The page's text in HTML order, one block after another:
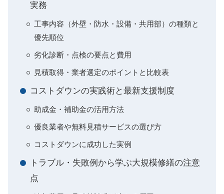
実務
工事内容（外壁・防水・設備・共用部）の種類と
優先順位
劣化診断・点検の要点と費用
見積取得・業者選定のポイントと比較表
コストダウンの実践術と最新支援制度
助成金・補助金の活用方法
優良業者や無料見積サービスの選び方
コストダウンに成功した実例
トラブル・失敗例から学ぶ大規模修繕の注意
点